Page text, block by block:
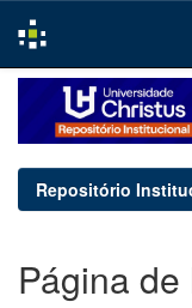
navigation
Repositório
Página de